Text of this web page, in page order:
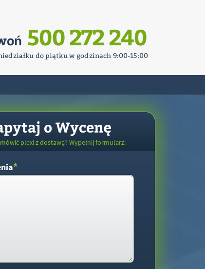
500 272 240
do piątku w godzinach 9:00-15:00
o Wycenę
plexi z dostawą? Wypełnij formularz:
*